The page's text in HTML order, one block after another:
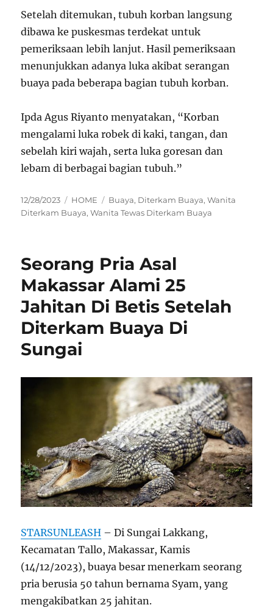
Setelah ditemukan, tubuh korban langsung
dibawa ke puskesmas terdekat untuk
pemeriksaan lebih lanjut. Hasil pemeriksaan
menunjukkan adanya luka akibat serangan
buaya pada beberapa bagian tubuh korban.
Ipda Agus Riyanto menyatakan, “Korban
mengalami luka robek di kaki, tangan, dan
sebelah kiri wajah, serta luka goresan dan
lebam di berbagai bagian tubuh.”
Posted
on
12/28/2023 Categories
HOME Tags
Buaya, Diterkam Buaya,Wanita
Diterkam Buaya,Wanita Tewas Diterkam Buaya
Seorang Pria Asal
Makassar Alami 25
Jahitan Di Betis Setelah
Diterkam Buaya Di
Sungai
STARSUNLEASH – Di Sungai Lakkang,
Kecamatan Tallo, Makassar, Kamis
(14/12/2023), buaya besar menerkam seorang
pria berusia 50 tahun bernama Syam, yang
mengakibatkan 25 jahitan.